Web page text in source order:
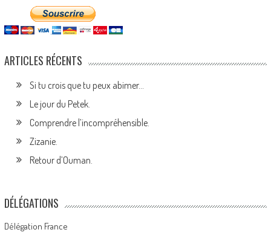
ARTICLES RÉCENTS
Si tu crois que tu peux abimer…
Le jour du Petek.
Comprendre l’incompréhensible.
Zizanie.
Retour d’Ouman.
DÉLÉGATIONS
Délégation France